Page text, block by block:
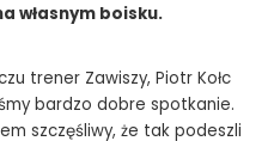
własnym boisku.
trener Zawiszy, Piotr Kołc
bardzo dobre spotkanie.
szczęśliwy, że tak podeszli